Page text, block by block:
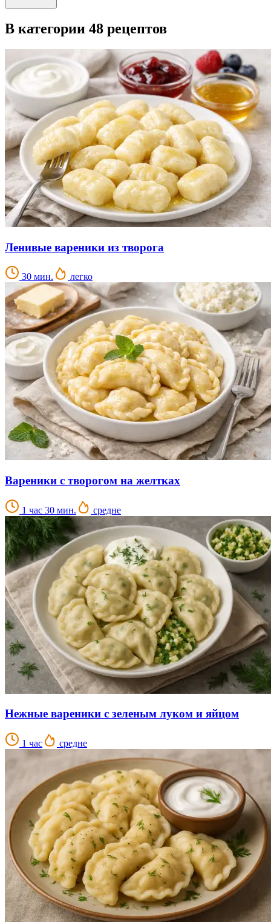
В категории 48 рецептов
Ленивые вареники из творога
30 мин. легко
Вареники с творогом на желтках
1 час 30 мин. средне
Нежные вареники с зеленым луком и яйцом
1 час средне